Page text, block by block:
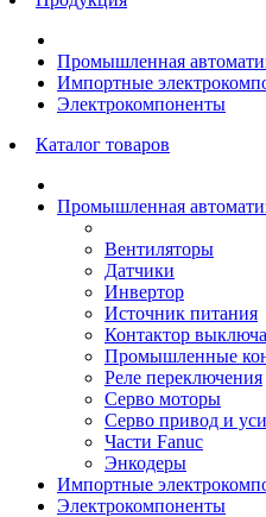
Промышленная
Импортные
Электрокомпоненты
Каталог товаров
Промышленная
Вентиляторы
Датчики
Инвертор
Источник питания
Контактор
Промышленные
Реле переключения
Серво моторы
Серво привод и
Части Fanuc
Энкодеры
Импортные
Электрокомпоненты